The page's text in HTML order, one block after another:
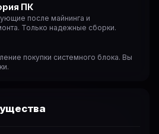
ПК
после майнинга и
Только надежные сборки.
покупки системного блока. Вы